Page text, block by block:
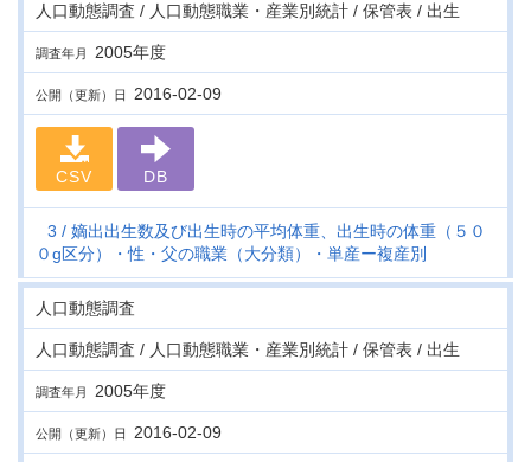
人口動態調査 / 人口動態職業・産業別統計 / 保管表 / 出生
調査年月 2005年度
公開（更新）日 2016-02-09
CSV DB
3
嫡出出生数及び出生時の平均体重、出生時の体重（５０
０g区分）・性・父の職業（大分類）・単産ー複産別
人口動態調査
人口動態調査 / 人口動態職業・産業別統計 / 保管表 / 出生
調査年月 2005年度
公開（更新）日 2016-02-09